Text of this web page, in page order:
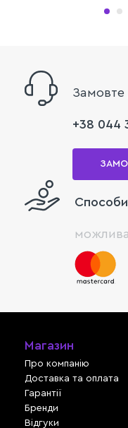
Замовте
+38 044
Магазин
Про компанію
Доставка та оплата
Гарантії
Бренди
Відгуки